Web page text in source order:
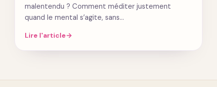
malentendu ? Comment méditer justement
quand le mental s’agite, sans…
Lire l'article→